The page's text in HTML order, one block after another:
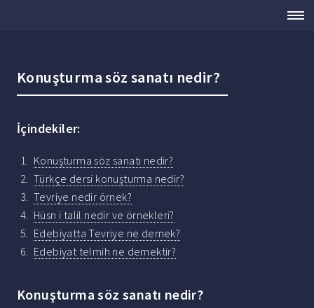
Konuşturma söz sanatı nedir?
İçindekiler:
Konuşturma söz sanatı nedir?
Türkçe dersi konuşturma nedir?
Tevriye nedir örnek?
Hüsn i talil nedir ve örnekleri?
Edebiyatta Tevriye ne demek?
Edebiyat telmih ne demektir?
Konuşturma söz sanatı nedir?